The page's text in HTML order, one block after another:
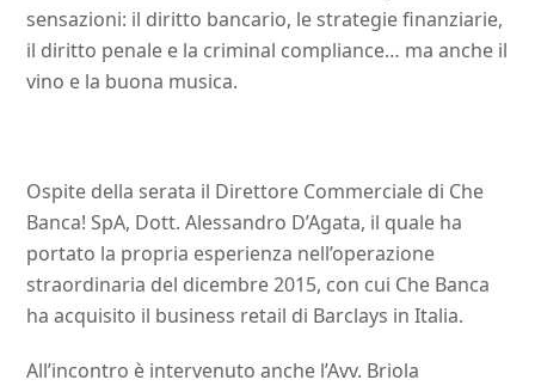
sensazioni: il diritto bancario, le strategie finanziarie,
il diritto penale e la criminal compliance… ma anche il
vino e la buona musica.
Ospite della serata il Direttore Commerciale di Che
Banca! SpA, Dott. Alessandro D’Agata, il quale ha
portato la propria esperienza nell’operazione
straordinaria del dicembre 2015, con cui Che Banca
ha acquisito il business retail di Barclays in Italia.
All’incontro è intervenuto anche l’Avv. Briola